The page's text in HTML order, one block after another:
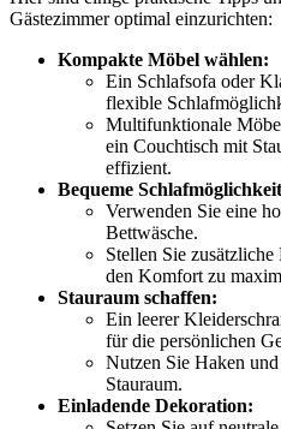
Gästezimmer optimal einzurichten:
Kompakte Möbel wählen:
Ein Schlafsofa oder
flexible
Multifunktionale
ein Couchtisch mit
effizient.
Bequeme
Verwenden Sie eine
Bettwäsche.
Stellen Sie
den Komfort zu
Stauraum schaffen:
Ein leerer
für die persönlichen
Nutzen Sie Haken
Stauraum.
Einladende Dekoration: